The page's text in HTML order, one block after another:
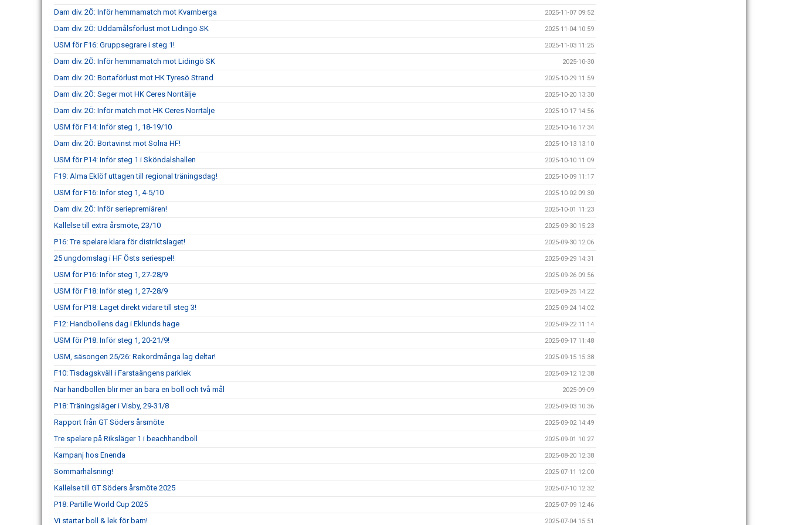
Dam div. 2Ö: Inför hemmamatch mot Kvarnberga 2025-11-07 09:52
Dam div. 2Ö: Uddamålsförlust mot Lidingö SK 2025-11-04 10:59
USM för F16: Gruppsegrare i steg 1! 2025-11-03 11:25
Dam div. 2Ö: Inför hemmamatch mot Lidingö SK 2025-10-30
Dam div. 2Ö: Bortaförlust mot HK Tyresö Strand 2025-10-29 11:59
Dam div. 2Ö: Seger mot HK Ceres Norrtälje 2025-10-20 13:30
Dam div. 2Ö: Inför match mot HK Ceres Norrtälje 2025-10-17 14:56
USM för F14: Inför steg 1, 18-19/10 2025-10-16 17:34
Dam div. 2Ö: Bortavinst mot Solna HF! 2025-10-13 13:10
USM för P14: Inför steg 1 i Sköndalshallen 2025-10-10 11:09
F19: Alma Eklöf uttagen till regional träningsdag! 2025-10-09 11:17
USM för F16: Inför steg 1, 4-5/10 2025-10-02 09:30
Dam div. 2Ö: Inför seriepremiären! 2025-10-01 11:23
Kallelse till extra årsmöte, 23/10 2025-09-30 15:23
P16: Tre spelare klara för distriktslaget! 2025-09-30 12:06
25 ungdomslag i HF Östs seriespel! 2025-09-29 14:31
USM för P16: Inför steg 1, 27-28/9 2025-09-26 09:56
USM för F18: Inför steg 1, 27-28/9 2025-09-25 14:22
USM för P18: Laget direkt vidare till steg 3! 2025-09-24 14:02
F12: Handbollens dag i Eklunds hage 2025-09-22 11:14
USM för P18: Inför steg 1, 20-21/9! 2025-09-17 11:48
USM, säsongen 25/26: Rekordmånga lag deltar! 2025-09-15 15:38
F10: Tisdagskväll i Farstaängens parklek 2025-09-12 12:38
När handbollen blir mer än bara en boll och två mål 2025-09-09
P18: Träningsläger i Visby, 29-31/8 2025-09-03 10:36
Rapport från GT Söders årsmöte 2025-09-02 14:49
Tre spelare på Riksläger 1 i beachhandboll 2025-09-01 10:27
Kampanj hos Enenda 2025-08-20 12:38
Sommarhälsning! 2025-07-11 12:00
Kallelse till GT Söders årsmöte 2025 2025-07-10 12:32
P18: Partille World Cup 2025 2025-07-09 12:46
Vi startar boll & lek för barn! 2025-07-04 15:51